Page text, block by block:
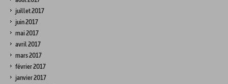
juillet 2017
juin 2017
mai 2017
avril 2017
mars 2017
février 2017
janvier 2017